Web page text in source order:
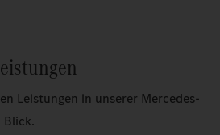
Leistungen in unserer Mercedes-
Blick.